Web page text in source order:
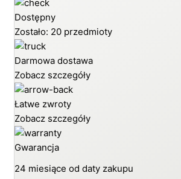
Dostępny
Zostało: 20 przedmioty
Darmowa dostawa
Zobacz szczegóły
Łatwe zwroty
Zobacz szczegóły
Gwarancja
24 miesiące od daty zakupu